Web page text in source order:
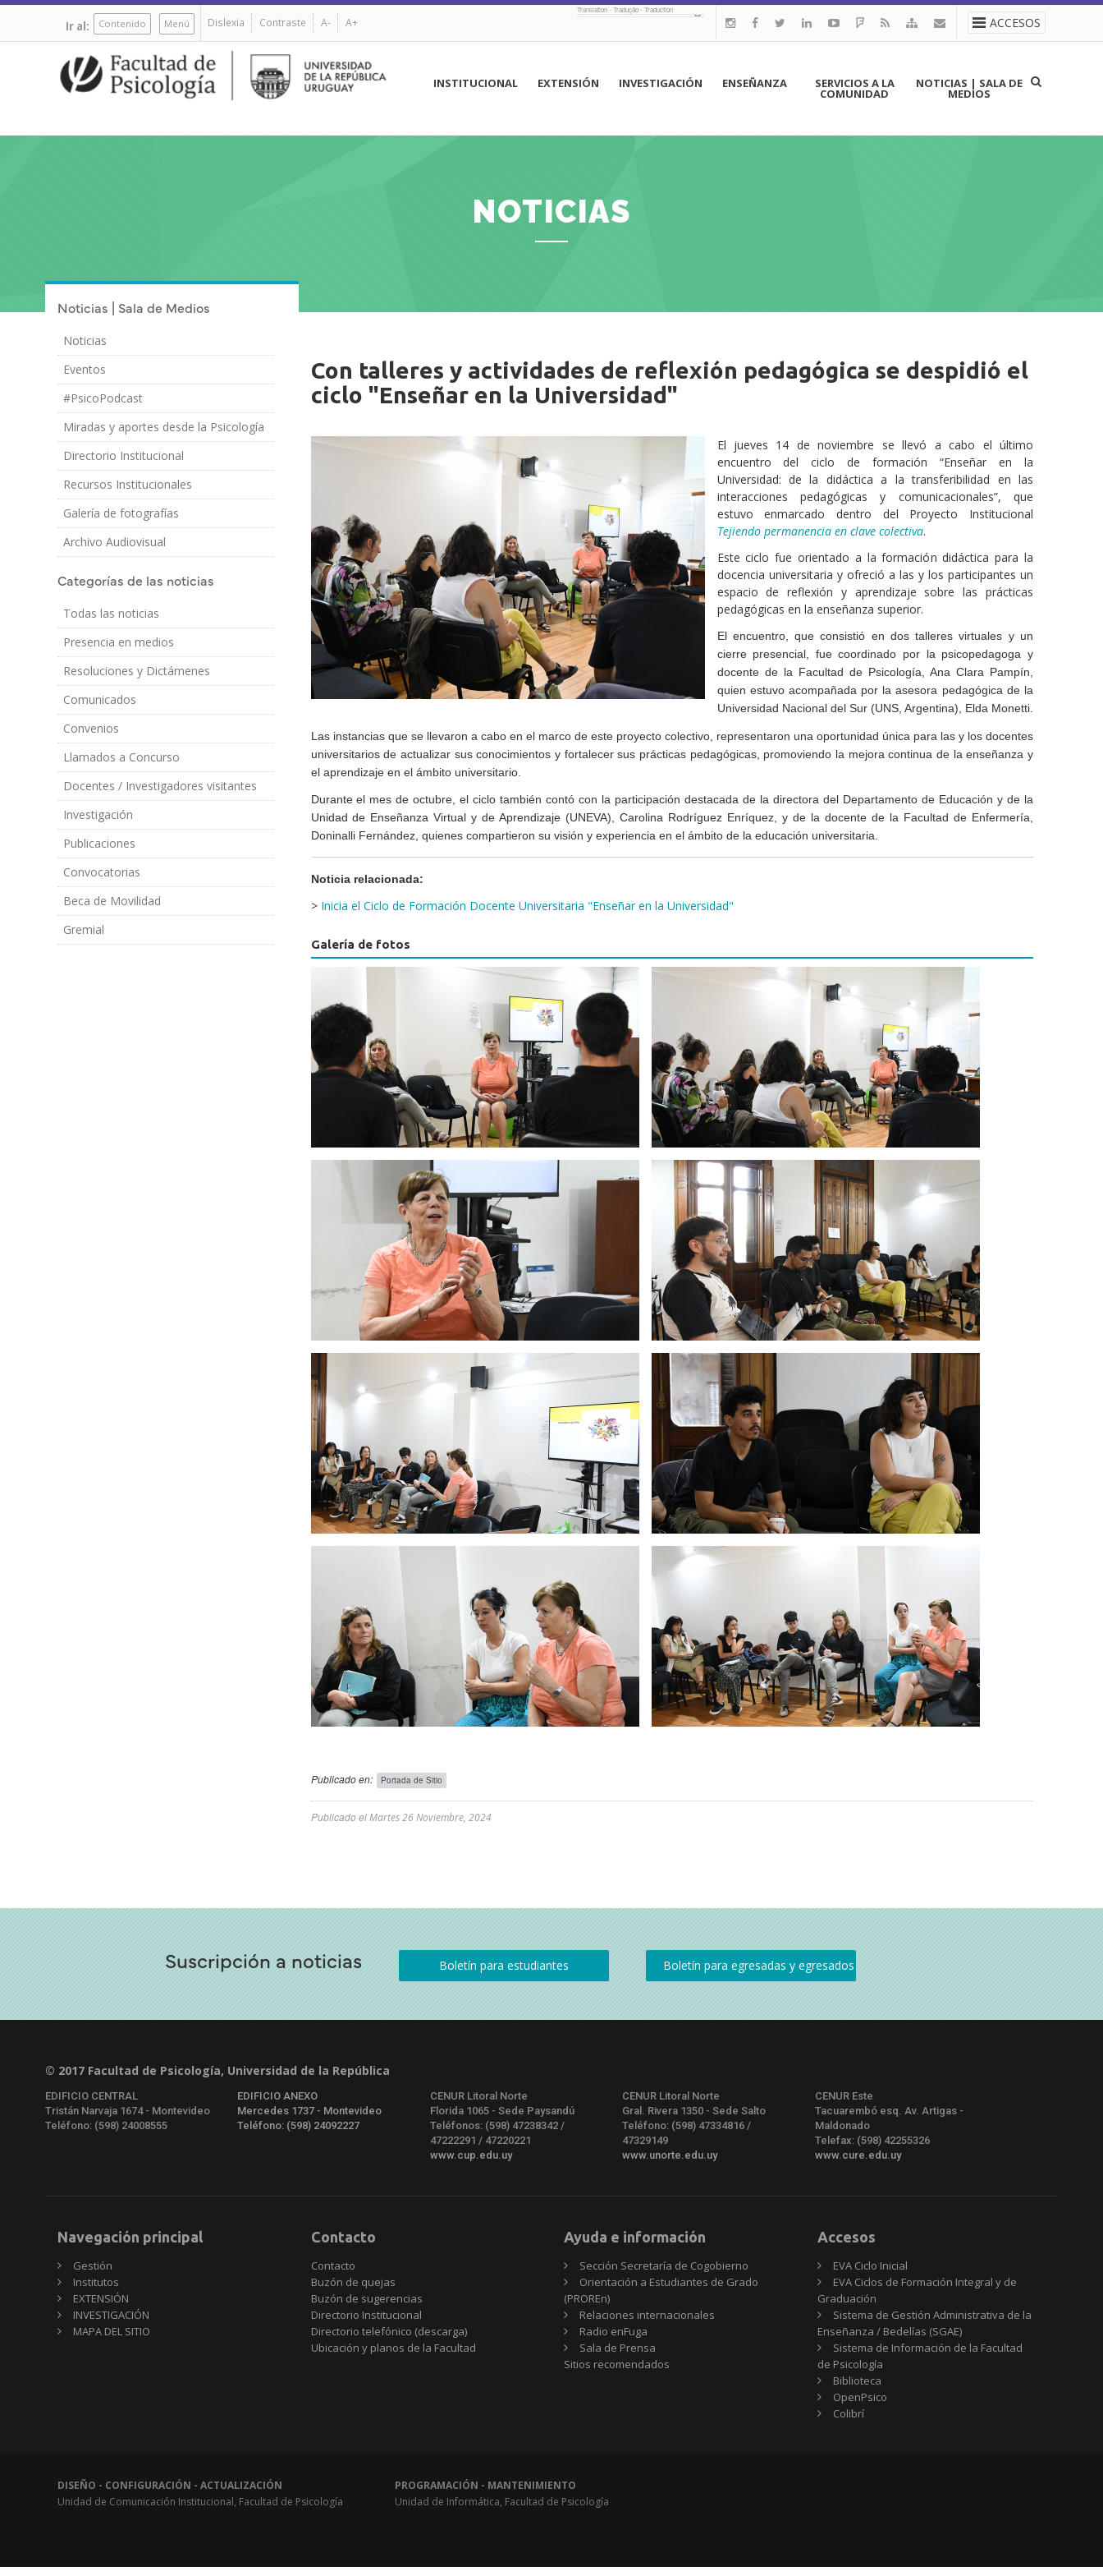
Pasar
contenido
Ir al: Contenido Menú Dislexia Contraste A- A+ ACCESOS
Translation - Tradução - Traduction
principal
INSTITUCIONAL EXTENSIÓN INVESTIGACIÓN ENSEÑANZA SERVICIOS A LA
COMUNIDAD
NOTICIAS | SALA DE
MEDIOS
NOTICIAS
Noticias | Sala de Medios
Noticias
Eventos
#PsicoPodcast
Miradas y aportes desde la Psicología
Directorio Institucional
Recursos Institucionales
Galería de fotografías
Archivo Audiovisual
Categorías de las noticias
Todas las noticias
Presencia en medios
Resoluciones y Dictámenes
Comunicados
Convenios
Llamados a Concurso
Docentes / Investigadores visitantes
Investigación
Publicaciones
Convocatorias
Beca de Movilidad
Gremial
Con talleres y actividades de reflexión pedagógica se despidió el
ciclo "Enseñar en la Universidad"
Imagen/Afiche
Cuerpo
El jueves 14 de noviembre se llevó a cabo el último
encuentro del ciclo de formación “Enseñar en la
Universidad: de la didáctica a la transferibilidad en las
interacciones pedagógicas y comunicacionales”, que
estuvo enmarcado dentro del Proyecto Institucional
Tejiendo permanencia en clave colectiva.
Este ciclo fue orientado a la formación didáctica para la
docencia universitaria y ofreció a las y los participantes un
espacio de reflexión y aprendizaje sobre las prácticas
pedagógicas en la enseñanza superior.
El encuentro, que consistió en dos talleres virtuales y un
cierre presencial, fue coordinado por la psicopedagoga y
docente de la Facultad de Psicología, Ana Clara Pampín,
quien estuvo acompañada por la asesora pedagógica de la
Universidad Nacional del Sur (UNS, Argentina), Elda Monetti.
Las instancias que se llevaron a cabo en el marco de este proyecto colectivo, representaron una oportunidad única para las y los docentes
universitarios de actualizar sus conocimientos y fortalecer sus prácticas pedagógicas, promoviendo la mejora continua de la enseñanza y
el aprendizaje en el ámbito universitario.
Durante el mes de octubre, el ciclo también contó con la participación destacada de la directora del Departamento de Educación y de la
Unidad de Enseñanza Virtual y de Aprendizaje (UNEVA), Carolina Rodríguez Enríquez, y de la docente de la Facultad de Enfermería,
Doninalli Fernández, quienes compartieron su visión y experiencia en el ámbito de la educación universitaria.
Noticia relacionada:
> Inicia el Ciclo de Formación Docente Universitaria "Enseñar en la Universidad"
Galería de fotos
Publicado en: Portada de Sitio
Publicado elMartes 26 Noviembre, 2024
Suscripción a noticias
© 2017 Facultad de Psicología, Universidad de la República
EDIFICIO CENTRAL
Tristán Narvaja 1674 - Montevideo
Teléfono: (598) 24008555
EDIFICIO ANEXO
Mercedes 1737 - Montevideo
Teléfono: (598) 24092227
CENUR Litoral Norte
Florida 1065 - Sede Paysandú
Teléfonos: (598) 47238342 /
47222291 / 47220221
www.cup.edu.uy
CENUR Litoral Norte
Gral. Rivera 1350 - Sede Salto
Teléfono: (598) 47334816 /
47329149
www.unorte.edu.uy
CENUR Este
Tacuarembó esq. Av. Artigas -
Maldonado
Telefax: (598) 42255326
www.cure.edu.uy
Navegación principal
Gestión
Institutos
EXTENSIÓN
INVESTIGACIÓN
MAPA DEL SITIO
Contacto
Contacto
Buzón de quejas
Buzón de sugerencias
Directorio Institucional
Directorio telefónico (descarga)
Ubicación y planos de la Facultad
Ayuda e información
Sección Secretaría de Cogobierno
Orientación a Estudiantes de Grado
(PROREn)
Relaciones internacionales
Radio enFuga
Sala de Prensa
Sitios
Sitios recomendados
Accesos
EVA Ciclo Inicial
EVA Ciclos de Formación Integral y de
Graduación
Sistema de Gestión Administrativa de la
Enseñanza / Bedelías (SGAE)
Sistema de Información de la Facultad
de Psicología
Biblioteca
OpenPsico
Colibrí
DISEÑO - CONFIGURACIÓN - ACTUALIZACIÓN
Unidad de Comunicación Institucional, Facultad de Psicología
PROGRAMACIÓN - MANTENIMIENTO
Unidad de Informática, Facultad de Psicología